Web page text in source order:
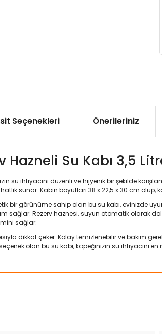
Seçenekleri Önerileriniz
Su Kabı 3,5
su ihtiyacını düzenli ve hijyenik bir şekilde
sunar. Kabın boyutları 38 x 22,5 x 30 cm
bir görünüme sahip olan bu su kabı, evinizde
sağlar. Rezerv haznesi, suyun otomatik olarak
sağlar.
dikkat çeker. Kolay temizlenebilir ve bakım
olan bu su kabı, köpeğinizin su ihtiyacını